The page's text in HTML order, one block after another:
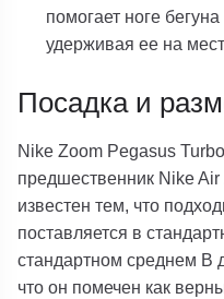
помогает ноге
удерживая ее на
Посадка и
Nike Zoom Pegasus
предшественник Nike
известен тем, что
поставляется в
стандартном среднем
что он помечен как